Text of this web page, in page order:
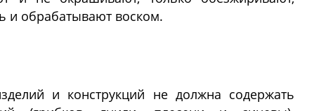
и обрабатывают воском.
и конструкций не должна содержать